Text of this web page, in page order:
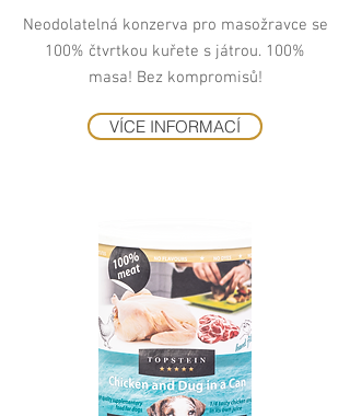
Neodolatelná konzerva pro masožravce se
100% čtvrtkou kuřete s játrou. 100%
masa! Bez kompromisů!
VÍCE INFORMACÍ